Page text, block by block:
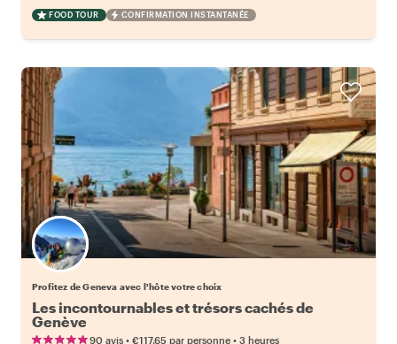
FOOD TOUR CONFIRMATION INSTANTANÉE
Choisissez votre local favori
Profitez de Geneva avec l'hôte votre choix
Les incontournables et trésors cachés de
Genève
90 avis • €117.65 par personne • 3 heures